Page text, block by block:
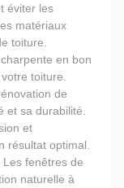
éviter les
matériaux
toiture.
en bon
toiture.
de
et sa durabilité.
et
résultat optimal.
Les fenêtres de
naturelle à